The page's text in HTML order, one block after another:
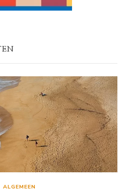
ALGEMEEN